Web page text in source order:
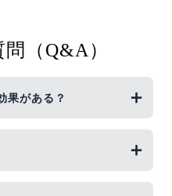
（Q&A）
果がある？